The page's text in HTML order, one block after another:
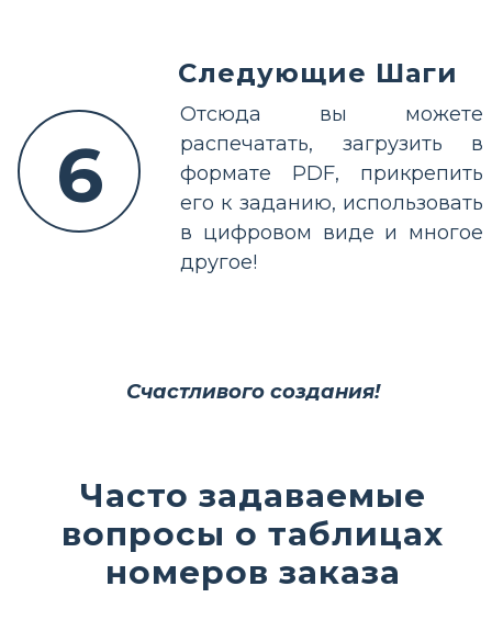
6
Следующие Шаги
Отсюда вы можете
распечатать, загрузить в
формате PDF, прикрепить
его к заданию, использовать
в цифровом виде и многое
другое!
Счастливого создания!
Часто задаваемые
вопросы о таблицах
номеров заказа